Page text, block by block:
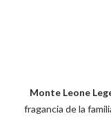
Monte Leone
fragancia de la